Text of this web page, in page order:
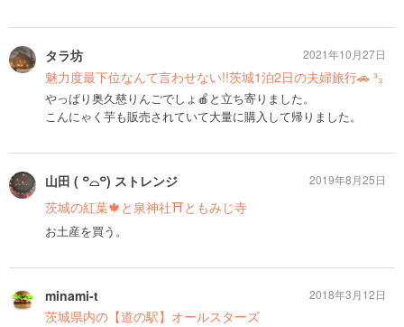
タラ坊
魅力度最下位なんて言わせない!!茨城1泊2日の夫婦旅行🚗 ³₃
やっぱり奥久慈りんごでしょ🍎と立ち寄りました。
こんにゃく芋も販売されていて大量に購入して帰りました。
2021年10月27日
山田 ( ꒪⌓꒪) ストレンジ
茨城の紅葉🍁と泉神社⛩ともみじ寺
お土産を買う。
2019年8月25日
minami-t
茨城県内の【道の駅】オールスターズ
2018年3月12日